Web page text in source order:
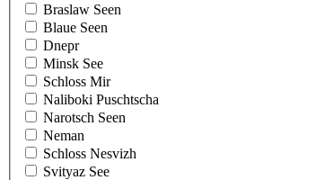
Braslaw Seen
Blaue Seen
Dnepr
Minsk See
Schloss Mir
Naliboki Puschtscha
Narotsch Seen
Neman
Schloss Nesvizh
Svityaz See